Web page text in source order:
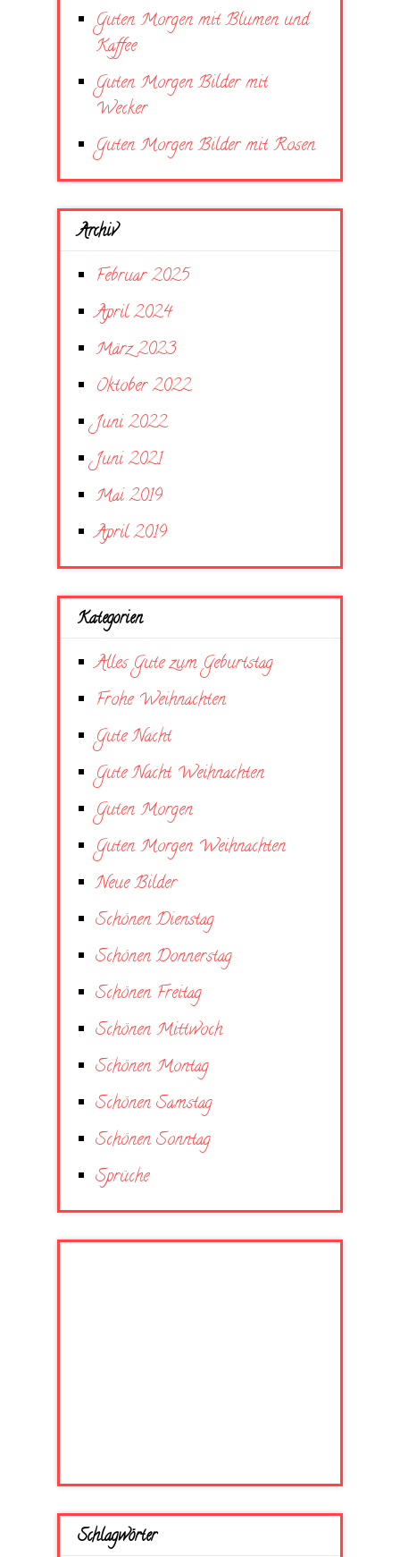
Guten Morgen mit Blumen und
Kaffee
Guten Morgen Bilder mit
Wecker
Guten Morgen Bilder mit Rosen
Archiv
Februar 2025
April 2024
März 2023
Oktober 2022
Juni 2022
Juni 2021
Mai 2019
April 2019
Kategorien
Alles Gute zum Geburtstag
Frohe Weihnachten
Gute Nacht
Gute Nacht Weihnachten
Guten Morgen
Guten Morgen Weihnachten
Neue Bilder
Schönen Dienstag
Schönen Donnerstag
Schönen Freitag
Schönen Mittwoch
Schönen Montag
Schönen Samstag
Schönen Sonntag
Sprüche
Schlagwörter